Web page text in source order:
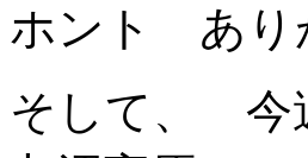
ホント あり
そして、 今